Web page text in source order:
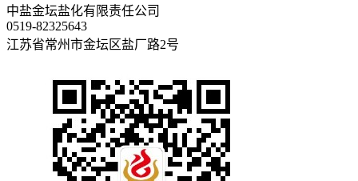
中盐金坛盐化有限责任公司
0519-82325643
江苏省常州市金坛区盐厂路2号